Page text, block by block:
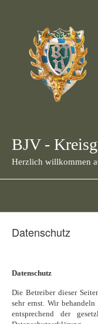
BJV -
Herzlich willkommen
Datenschutz
Datenschutz
Die Betreiber dieser
sehr ernst. Wir
entsprechend der